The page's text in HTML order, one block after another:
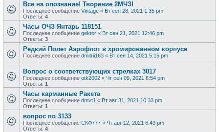
Все на опознание! Творение 2МЧЗ!
Последнее сообщение Vintage « Вт сен 28, 2021 1:35 pm
Ответы: 4
Часы ОЧЗ Янтарь 118151
Последнее сообщение gektor « Вт сен 21, 2021 12:46 pm
Ответы: 3
Редкий Полет Аэрофлот в хромированном корпусе
Последнее сообщение dmitrii163 « Вт сен 14, 2021 5:15 pm
Вопрос о соответствующих стрелках 3017
Последнее сообщение otk2002 « Чт сен 09, 2021 8:54 pm
Ответы: 1
Часы карманные Ракета
Последнее сообщение dmvt1 « Вт авг 31, 2021 10:33 pm
Ответы: 1
вопрос по 3133
Последнее сообщение СКФ777 « Чт авг 12, 2021 6:43 pm
Ответы: 4